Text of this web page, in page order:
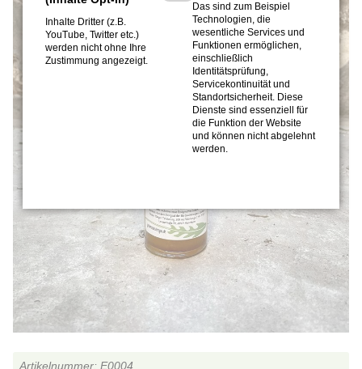
E0004
Inhalte Dritter (z.B.
YouTube, Twitter etc.)
werden nicht ohne Ihre
Zustimmung angezeigt.
Das sind zum Beispiel
Technologien, die
wesentliche Services und
Funktionen ermöglichen,
einschließlich
Identitätsprüfung,
Servicekontinuität und
Standortsicherheit. Diese
Dienste sind essenziell für
die Funktion der Website
und können nicht abgelehnt
werden.